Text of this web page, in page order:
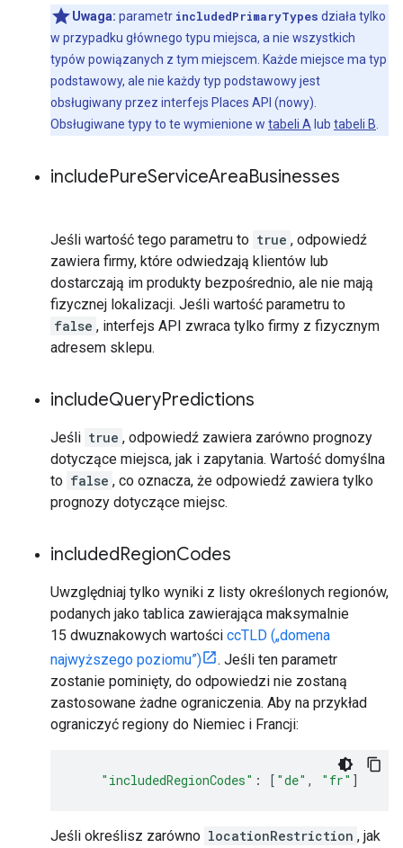
Uwaga: parametr includedPrimaryTypes działa tylko
w przypadku głównego typu miejsca, a nie wszystkich
typów powiązanych z tym miejscem. Każde miejsce ma typ
podstawowy, ale nie każdy typ podstawowy jest
obsługiwany przez interfejs Places API (nowy).
Obsługiwane typy to te wymienione w tabeli A lub tabeli B
includePureServiceAreaBusinesses
Jeśli wartość tego parametru to true , odpowiedź
zawiera firmy, które odwiedzają klientów lub
dostarczają im produkty bezpośrednio, ale nie mają
fizycznej lokalizacji. Jeśli wartość parametru to
false , interfejs API zwraca tylko firmy z fizycznym
adresem sklepu.
includeQueryPredictions
Jeśli true , odpowiedź zawiera zarówno prognozy
dotyczące miejsca, jak i zapytania. Wartość domyślna
to false , co oznacza, że odpowiedź zawiera tylko
prognozy dotyczące miejsc.
includedRegionCodes
Uwzględniaj tylko wyniki z listy określonych regionów,
podanych jako tablica zawierająca maksymalnie
15 dwuznakowych wartości ccTLD („domena
najwyższego poziomu”)
. Jeśli ten parametr
zostanie pominięty, do odpowiedzi nie zostaną
zastosowane żadne ograniczenia. Aby na przykład
ograniczyć regiony do Niemiec i Francji:
"includedRegionCodes" : [ "de" , "fr" ]
Jeśli określisz zarówno locationRestriction , jak